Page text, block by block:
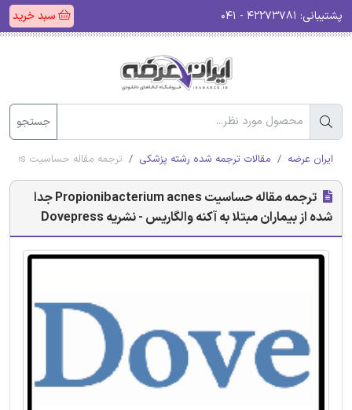
پشتیبانی: سبد خرید
جستجو
ایران عرضه مقالات ترجمه شده رشته پزشکی ترجمه مقاله حساسیت Propionibacterium acnes جدا شده از بیماران مبتلا به آکنه والگاریس - نشریه Dovepress
ترجمه مقاله حساسیت Propionibacterium acnes جدا
شده از بیماران مبتلا به آکنه والگاریس - نشریه Dovepress